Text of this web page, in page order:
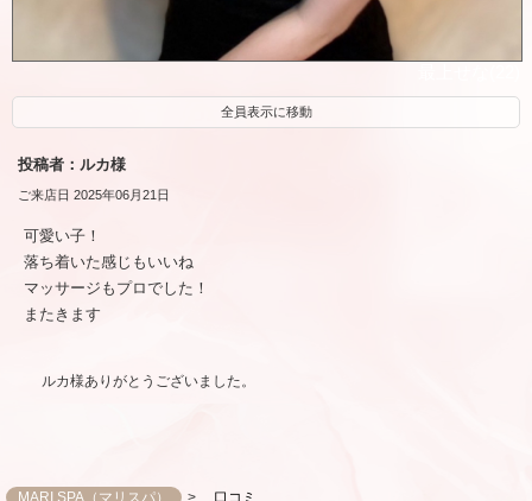
全員表示に移動
投稿者：ルカ様
ご来店日 2025年06月21日
可愛い子！
落ち着いた感じもいいね
マッサージもプロでした！
またきます
ルカ様ありがとうございました。
MARI SPA（マリスパ） 口コミ